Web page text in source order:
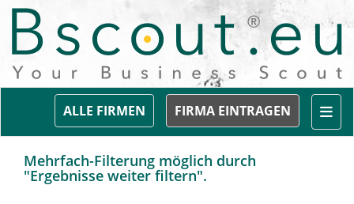
FIRMA EINTRAGEN
ALLE FIRMEN
Mehrfach-Filterung möglich durch
"Ergebnisse weiter filtern".